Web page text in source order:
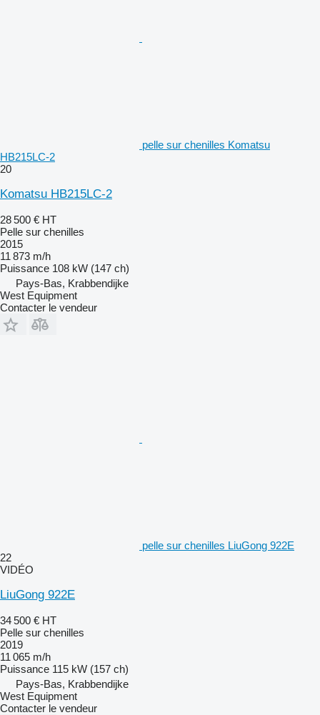
pelle sur chenilles Komatsu
HB215LC-2
20
Komatsu HB215LC-2
28 500 € HT
Pelle sur chenilles
2015
11 873 m/h
Puissance 108 kW (147 ch)
Pays-Bas, Krabbendijke
West Equipment
Contacter le vendeur
pelle sur chenilles LiuGong 922E
22
VIDÉO
LiuGong 922E
34 500 € HT
Pelle sur chenilles
2019
11 065 m/h
Puissance 115 kW (157 ch)
Pays-Bas, Krabbendijke
West Equipment
Contacter le vendeur